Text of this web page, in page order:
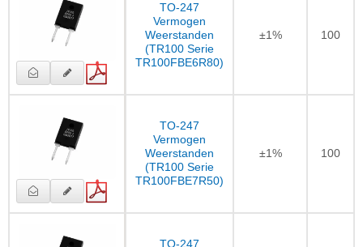
TO-247
Vermogen
Weerstanden
(TR100 Serie
TR100FBE6R80)
±1% 100
TO-247
Vermogen
Weerstanden
(TR100 Serie
TR100FBE7R50)
±1% 100
TO-247